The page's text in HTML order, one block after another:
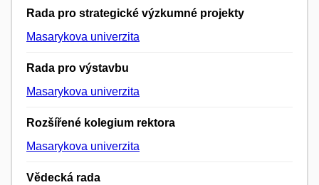
Rada pro strategické výzkumné projekty
Masarykova univerzita
Rada pro výstavbu
Masarykova univerzita
Rozšířené kolegium rektora
Masarykova univerzita
Vědecká rada